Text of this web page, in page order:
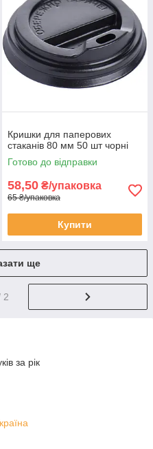
Кришки для паперових
стаканів 80 мм 50 шт чорні
Готово до відправки
58,50 ₴/упаковка
65 ₴/упаковка
Купити
ще
2
за рік